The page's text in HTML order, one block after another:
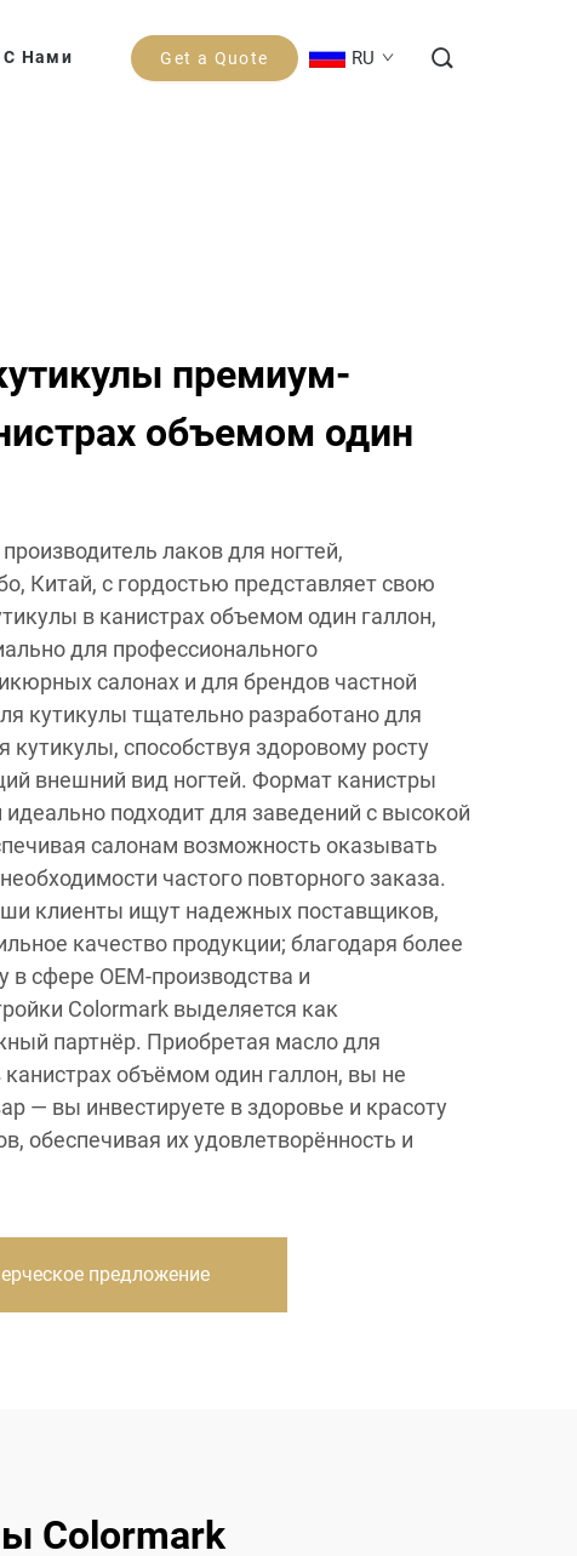
С Нами Get a Quote RU
премиум-
объемом один
лаков для ногтей,
Китай, с гордостью представляет свою
в канистрах объемом один галлон,
для профессионального
салонах и для брендов частной
кутикулы тщательно разработано для
кутикулы, способствуя здоровому росту
внешний вид ногтей. Формат канистры
подходит для заведений с высокой
салонам возможность оказывать
частого повторного заказа.
клиенты ищут надежных поставщиков,
качество продукции; благодаря более
сфере OEM-производства и
Colormark выделяется как
партнёр. Приобретая масло для
объёмом один галлон, вы не
— вы инвестируете в здоровье и красоту
обеспечивая их удовлетворённость и
предложение
Colormark